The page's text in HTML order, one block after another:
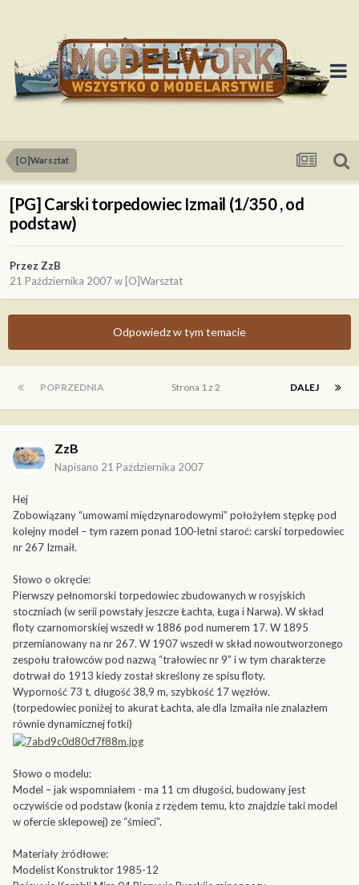
[O]Warsztat
[PG] Carski torpedowiec Izmail (1/350 , od
podstaw)
Przez ZzB
21 Października 2007w [O]Warsztat
Odpowiedz w tym temacie
POPRZEDNIA DALEJ
Strona 1 z 2
ZzB
Napisano 21 Października 2007
Hej
Zobowiązany “umowami międzynarodowymi” położyłem stępkę pod
kolejny model – tym razem ponad 100-letni staroć: carski torpedowiec
nr 267 Izmaił.
Słowo o okręcie:
Pierwszy pełnomorski torpedowiec zbudowanych w rosyjskich
stoczniach (w serii powstały jeszcze Łachta, Ługa i Narwa). W skład
floty czarnomorskiej wszedł w 1886 pod numerem 17. W 1895
przemianowany na nr 267. W 1907 wszedł w skład nowoutworzonego
zespołu trałowców pod nazwą “trałowiec nr 9” i w tym charakterze
dotrwał do 1913 kiedy został skreślony ze spisu floty.
Wyporność 73 t, długość 38,9 m, szybkość 17 węzłów.
(torpedowiec poniżej to akurat Łachta, ale dla Izmaiła nie znalazłem
równie dynamicznej fotki)
Słowo o modelu:
Model – jak wspomniałem - ma 11 cm długości, budowany jest
oczywiście od podstaw (konia z rzędem temu, kto znajdzie taki model
w ofercie sklepowej) ze “śmieci”.
Materiały żródłowe:
Modelist Konstruktor 1985-12